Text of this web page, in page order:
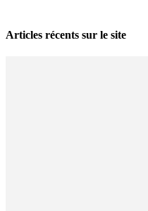
Articles récents sur le site